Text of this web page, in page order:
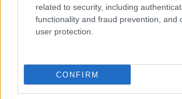
related to security, including
functionality and fraud prevention, and
user protection.
CONFIRM
PILLANAT VOLT